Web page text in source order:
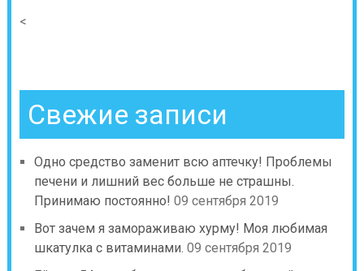
<
Свежие записи
Одно средство заменит всю аптечку! Проблемы
печени и лишний вес больше не страшны.
Принимаю постоянно! 09 сентября 2019
Вот зачем я замораживаю хурму! Моя любимая
шкатулка с витаминами. 09 сентября 2019